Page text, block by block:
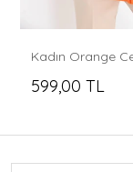
599,00 TL